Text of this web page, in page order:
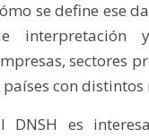
se define ese
interpretación
sectores
países con
DNSH es